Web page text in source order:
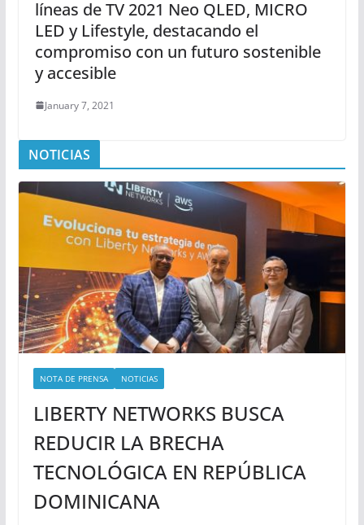
líneas de TV 2021 Neo QLED, MICRO
LED y Lifestyle, destacando el
compromiso con un futuro sostenible
y accesible
January 7, 2021
NOTICIAS
NOTA DE PRENSA NOTICIAS
LIBERTY NETWORKS BUSCA
REDUCIR LA BRECHA
TECNOLÓGICA EN REPÚBLICA
DOMINICANA